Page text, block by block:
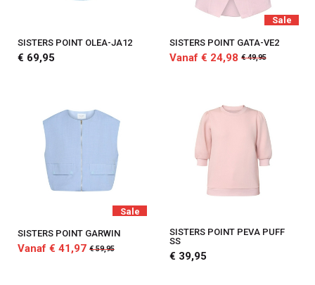
SISTERS POINT OLEA-JA12
€ 69,95
Sale
SISTERS POINT GATA-VE2
Vanaf € 24,98 € 49,95
Sale
SISTERS POINT GARWIN
Vanaf € 41,97 € 59,95
SISTERS POINT PEVA PUFF
SS
€ 39,95